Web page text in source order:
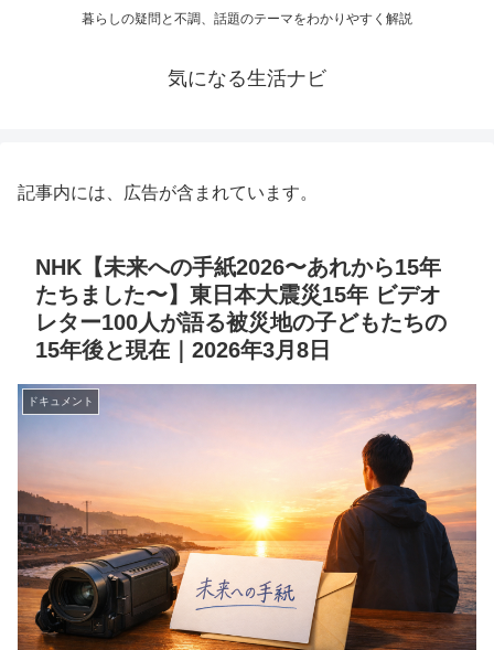
暮らしの疑問と不調、話題のテーマをわかりやすく解説
気になる生活ナビ
記事内には、広告が含まれています。
NHK【未来への手紙2026〜あれから15年
たちました〜】東日本大震災15年 ビデオ
レター100人が語る被災地の子どもたちの
15年後と現在｜2026年3月8日
ドキュメント